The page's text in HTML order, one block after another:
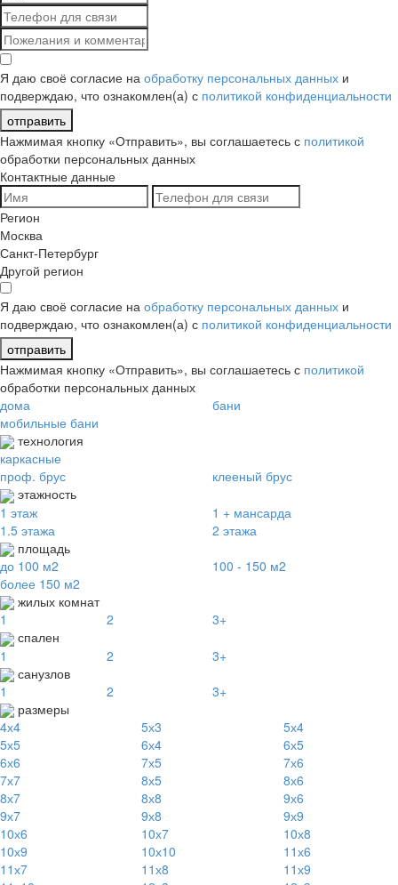
Я даю своё согласие на обработку персональных данных и
подверждаю, что ознакомлен(а) с политикой конфиденциальности
отправить
Нажмимая кнопку «Отправить», вы соглашаетесь с политикой
обработки персональных данных
Контактные данные
Регион
Москва
Санкт-Петербург
Другой регион
Я даю своё согласие на обработку персональных данных и
подверждаю, что ознакомлен(а) с политикой конфиденциальности
отправить
Нажмимая кнопку «Отправить», вы соглашаетесь с политикой
обработки персональных данных
дома
бани
мобильные бани
технология
каркасные
проф. брус
клееный брус
этажность
1 этаж
1 + мансарда
1.5 этажа
2 этажа
площадь
до 100 м2
100 - 150 м2
более 150 м2
жилых комнат
1
2
3+
спален
1
2
3+
санузлов
1
2
3+
размеры
4х4
5х3
5х4
5х5
6х4
6х5
6х6
7х5
7х6
7х7
8х5
8х6
8х7
8х8
9х6
9х7
9х8
9х9
10х6
10х7
10х8
10х9
10х10
11х6
11х7
11х8
11х9